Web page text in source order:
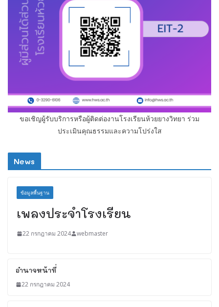
ขอเชิญผู้รับบริการหรือผู้ติดต่องานโรงเรียนห้วยยางวิทยา ร่วม
ประเมินคุณธรรมและความโปร่งใส
News
ข้อมูลพื้นฐาน
เพลงประจำโรงเรียน
22 กรกฎาคม 2024 webmaster
อำนาจหน้าที่
22 กรกฎาคม 2024